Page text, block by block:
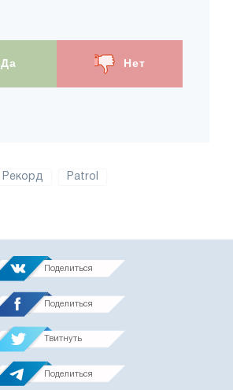
Да Нет
Рекорд Patrol
Поделиться
Поделиться
Твитнуть
Поделиться